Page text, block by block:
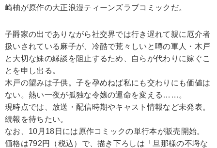
崎柚が原作の大正浪漫ティーンズラブコミックだ。
子爵家の出でありながら社交界では行き遅れて親に厄介者
扱いされている麻子が、冷酷で荒々しいと噂の軍人・木戸
と大切な妹の縁談を阻止するため、自らが代わりに嫁ぐこ
とを申し出る。
木戸の望みは子供。子を孕めねば私にも交わりにも価値は
ない。熱い一夜が孤独な令嬢の運命を変える……。
現時点では、放送・配信時期やキャスト情報など未発表。
続報を待ちたい。
なお、10月18日には原作コミックの単行本が販売開始。
価格は792円（税込）で、描き下ろしは「旦那様の不埒な